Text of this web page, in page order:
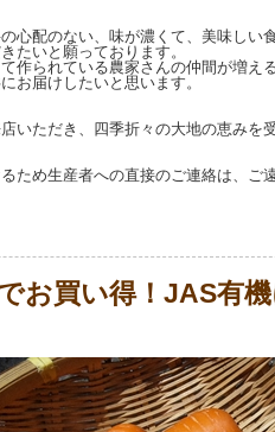
心配のない、味が濃くて、美味しい
たいと願っております。
作られている農家さんの仲間が増え
お届けしたいと思います。
いただき、四季折々の大地の恵みを
ため生産者への直接のご連絡は、ご
お買い得！JAS有